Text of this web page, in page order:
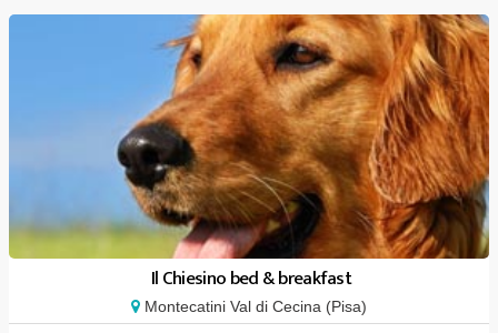
Il Chiesino bed & breakfast
Montecatini Val di Cecina (Pisa)